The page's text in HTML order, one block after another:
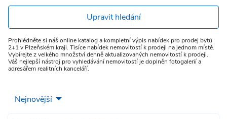
Upravit hledání
Prohlédněte si náš online katalog a kompletní výpis nabídek pro prodej bytů
2+1 v Plzeňském kraji. Tisíce nabídek nemovitostí k prodeji na jednom místě.
Vybírejte z velkého množství denně aktualizovaných nemovitostí k prodeji.
Váš nejlepší nástroj pro vyhledávání nemovitostí je doplněn fotogalerií a
adresářem realitních kanceláří.